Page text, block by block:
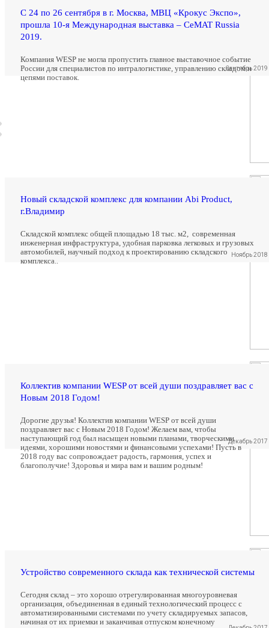
С 24 по 26 сентября в г. Москва, МВЦ «Крокус Экспо»,
прошла 10-я Международная выставка – CeMAT Russia
2019.
Компания WESP не могла пропустить главное выставочное событие
России для специалистов по интралогистике, управлению складом и
цепями поставок.
Сентябрь 2019
Новый складской комплекс для компании Abi Product,
г.Владимир
Складской комплекс общей площадью 18 тыс. м2, современная
инженерная инфраструктура, удобная парковка легковых и грузовых
автомобилей, научный подход к проектированию складского
комплекса..
Ноябрь 2018
Коллектив компании WESP от всей души поздравляет вас с
Новым 2018 Годом!
Дорогие друзья! Коллектив компании WESP от всей души
поздравляет вас с Новым 2018 Годом! Желаем вам, чтобы
наступающий год был насыщен новыми планами, творческими
идеями, хорошими новостями и финансовыми успехами! Пусть в
2018 году вас сопровождает радость, гармония, успех и
благополучие! Здоровья и мира вам и вашим родным!
Декабрь 2017
Устройство современного склада как технической системы
Сегодня склад – это хорошо отрегулированная многоуровневая
организация, объединенная в единый технологический процесс с
автоматизированными системами по учету складируемых запасов,
начиная от их приемки и заканчивая отпуском конечному